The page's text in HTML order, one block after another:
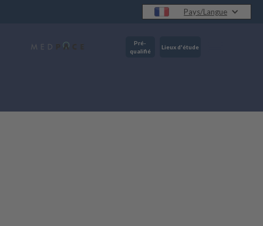
Pays/Langue
Pré-
qualifié
Lieux d'étude